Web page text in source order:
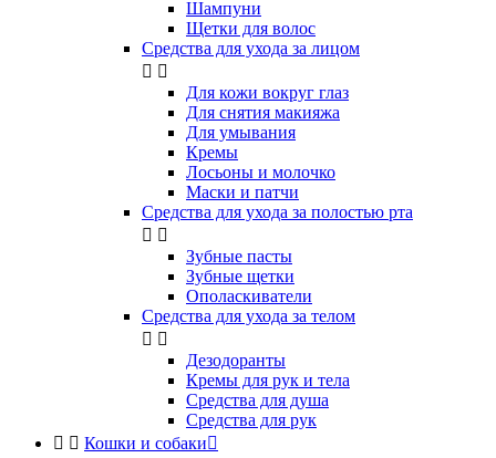
Шампуни
Щетки для волос
Средства для ухода за лицом
 
Для кожи вокруг глаз
Для снятия макияжа
Для умывания
Кремы
Лосьоны и молочко
Маски и патчи
Средства для ухода за полостью рта
 
Зубные пасты
Зубные щетки
Ополаскиватели
Средства для ухода за телом
 
Дезодоранты
Кремы для рук и тела
Средства для душа
Средства для рук
  Кошки и собаки